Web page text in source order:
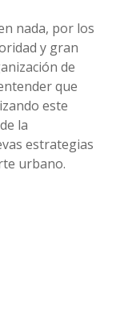
nada, por los
y gran
de
que
este
la
estrategias
urbano.